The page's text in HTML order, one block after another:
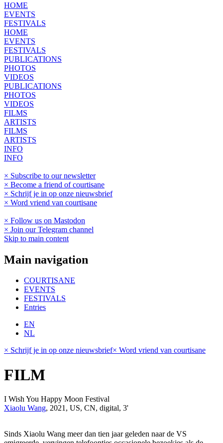
HOME
EVENTS
FESTIVALS
HOME
EVENTS
FESTIVALS
PUBLICATIONS
PHOTOS
VIDEOS
PUBLICATIONS
PHOTOS
VIDEOS
FILMS
ARTISTS
FILMS
ARTISTS
INFO
INFO
× Subscribe to our newsletter
× Become a friend of courtisane
× Schrijf je in op onze nieuwsbrief
× Word vriend van courtisane
× Follow us on Mastodon
× Join our Telegram channel
Skip to main content
Main navigation
COURTISANE
EVENTS
FESTIVALS
Entries
EN
NL
× Schrijf je in op onze nieuwsbrief× Word vriend van courtisane
FILM
I Wish You Happy Moon Festival
Xiaolu Wang, 2021, US, CN, digital, 3'
Sinds Xiaolu Wang meer dan tien jaar geleden naar de VS